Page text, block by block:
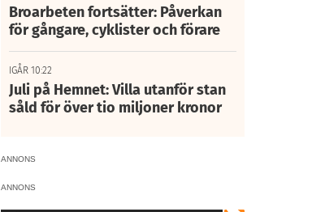
Broarbeten fortsätter: Påverkan
för gångare, cyklister och förare
IGÅR 10:22
Juli på Hemnet: Villa utanför stan
såld för över tio miljoner kronor
ANNONS
ANNONS